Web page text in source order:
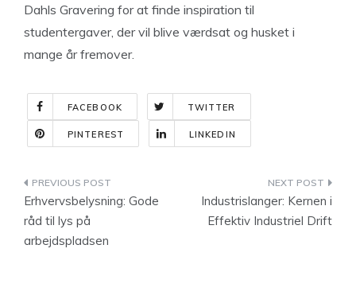
Dahls Gravering for at finde inspiration til
studentergaver, der vil blive værdsat og husket i
mange år fremover.
FACEBOOK TWITTER
PINTEREST LINKEDIN
Indlægsnavigation
Erhvervsbelysning: Gode
råd til lys på
arbejdspladsen
Industrislanger: Kernen i
Effektiv Industriel Drift